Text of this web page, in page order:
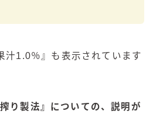
汁1.0％』も表示されています
搾り製法』についての、説明が